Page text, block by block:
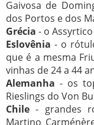
Gaivosa de
dos Portos e dos
Grécia - o
Eslovênia - o
que é a mesma
vinhas de 24 a 44
Alemanha - os
Rieslings do Von
Chile - grandes
Martino